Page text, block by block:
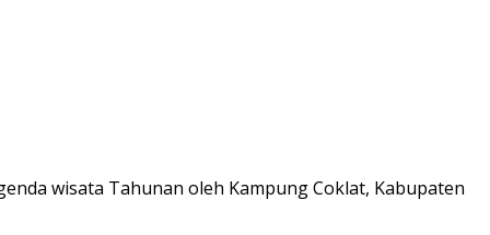
wisata Tahunan oleh Kampung Coklat, Kabupaten